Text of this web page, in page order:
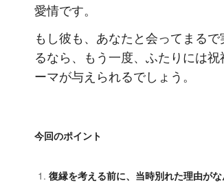
愛情です。
もし彼も、あなたと会ってまる
るなら、もう一度、ふたりには
ーマが与えられるでしょう。
今回のポイント
復縁を考える前に、当時別れた理由が